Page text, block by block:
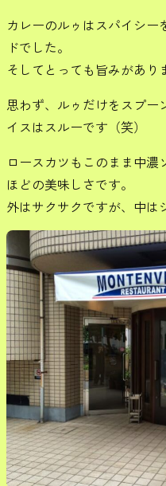
カレーのルゥはスパイシ
ドでした。
そしてとっても旨みがあり
思わず、ルゥだけをスプー
イスはスルーです（笑）
ロースカツもこのまま中
ほどの美味しさです。
外はサクサクですが、中は